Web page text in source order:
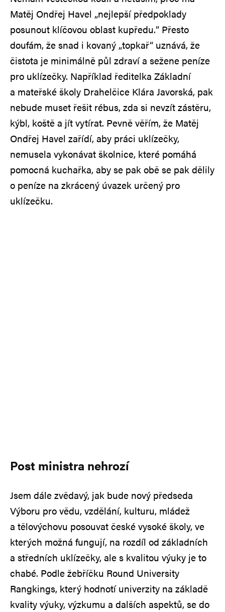
Matěj Ondřej Havel „nejlepší předpoklady
posunout klíčovou oblast kupředu.“ Přesto
doufám, že snad i kovaný „topkař“ uznává, že
čistota je minimálně půl zdraví a sežene peníze
pro uklízečky. Například ředitelka Základní
a mateřské školy Drahelčice Klára Javorská, pak
nebude muset řešit rébus, zda si nevzít zástěru,
kýbl, koště a jít vytírat. Pevně věřím, že Matěj
Ondřej Havel zařídí, aby práci uklízečky,
nemusela vykonávat školnice, které pomáhá
pomocná kuchařka, aby se pak obě se pak dělily
o peníze na zkrácený úvazek určený pro
uklízečku.
Post ministra nehrozí
Jsem dále zvědavý, jak bude nový předseda
Výboru pro vědu, vzdělání, kulturu, mládež
a tělovýchovu posouvat české vysoké školy, ve
kterých možná fungují, na rozdíl od základních
a středních uklízečky, ale s kvalitou výuky je to
chabé. Podle žebříčku Round University
Rangkings, který hodnotí univerzity na základě
kvality výuky, výzkumu a dalších aspektů, se do